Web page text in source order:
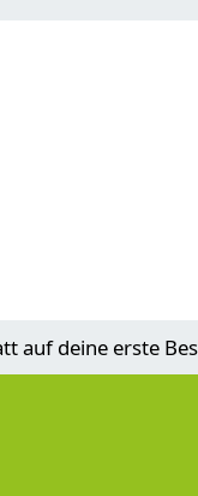
auf deine erste